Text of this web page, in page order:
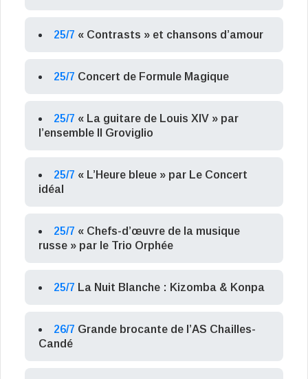
25/7 « Contrasts » et chansons d’amour
25/7 Concert de Formule Magique
25/7 « La guitare de Louis XIV » par
l’ensemble Il Groviglio
25/7 « L’Heure bleue » par Le Concert
idéal
25/7 « Chefs-d’œuvre de la musique
russe » par le Trio Orphée
25/7 La Nuit Blanche : Kizomba & Konpa
26/7 Grande brocante de l’AS Chailles-
Candé